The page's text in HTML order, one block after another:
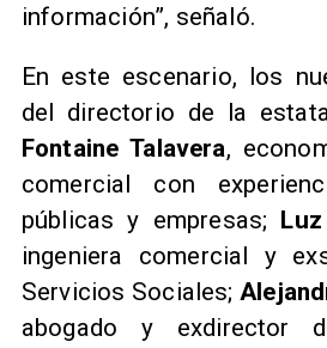
información”, señaló.
En este escenario, los
del directorio de la
Fontaine Talavera,
comercial con
públicas y empresas;
ingeniera comercial y
Servicios Sociales;
abogado y exdirector